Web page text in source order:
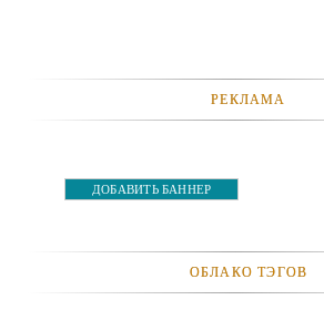
РЕКЛАМА
ДОБАВИТЬ БАННЕР
ОБЛАКО ТЭГОВ